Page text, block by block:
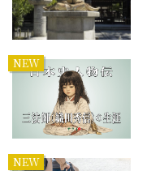
NEW
NEW